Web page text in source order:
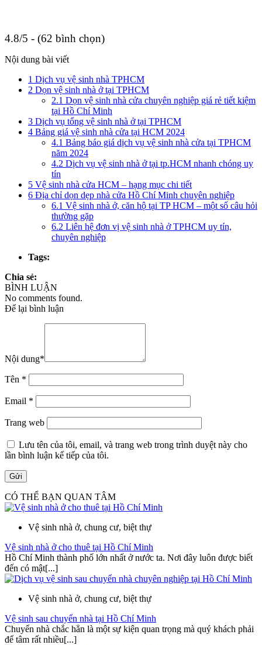
4.8/5 - (62 bình chọn)
Nội dung bài viết
1 Dịch vụ vệ sinh nhà TPHCM
2 Dọn vệ sinh nhà ở tại TPHCM
2.1 Dọn vệ sinh nhà cửa chuyên nghiệp giá rẻ tiết kiệm
tại Hồ Chí Minh
3 Dịch vụ tổng vệ sinh nhà ở tại TPHCM
4 Bảng giá vệ sinh nhà cửa tại HCM 2024
4.1 Bảng báo giá dịch vụ vệ sinh nhà cửa tại TPHCM
năm 2024
4.2 Dịch vụ vệ sinh nhà ở tại tp.HCM nhanh chóng uy
tín
5 Vệ sinh nhà cửa HCM – hạng mục chi tiết
6 Địa chỉ dọn dẹp nhà cửa Hồ Chí Minh chuyên nghiệp
6.1 Vệ sinh nhà ở, căn hộ tại TP HCM – một số câu hỏi
thường gặp
6.2 Liên hệ đơn vị vệ sinh nhà ở TPHCM uy tín,
chuyên nghiệp
Tags:
Chia sẻ:
BÌNH LUẬN
No comments found.
Để lại bình luận
Nội dung*
Tên *
Email *
Trang web
Lưu tên của tôi, email, và trang web trong trình duyệt này cho
lần bình luận kế tiếp của tôi.
CÓ THỂ BẠN QUAN TÂM
Vệ sinh nhà ở, chung cư, biệt thự
Vệ sinh nhà ở cho thuê tại Hồ Chí Minh
Hồ Chí Minh thành phố lớn nhất ở nước ta. Nơi đây luôn được biết
đến có mật[...]
Vệ sinh nhà ở, chung cư, biệt thự
Vệ sinh sau chuyển nhà tại Hồ Chí Minh
Chuyển nhà chắc hẳn là một sự kiện quan trọng mà quý khách phải
để tâm rất nhiều[...]